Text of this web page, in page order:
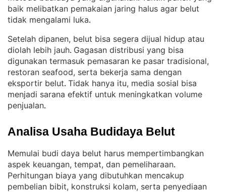
baik melibatkan pemakaian jaring halus agar belut
tidak mengalami luka.
Setelah dipanen, belut bisa segera dijual hidup atau
diolah lebih jauh. Gagasan distribusi yang bisa
digunakan termasuk pemasaran ke pasar tradisional,
restoran seafood, serta bekerja sama dengan
eksportir belut. Tidak hanya itu, media sosial bisa
menjadi sarana efektif untuk meningkatkan volume
penjualan.
Analisa Usaha Budidaya Belut
Memulai budi daya belut harus mempertimbangkan
aspek keuangan, tempat, dan pemeliharaan
Perhitungan biaya yang dibutuhkan mencakup
pembelian bibit, konstruksi kolam, serta penyediaan